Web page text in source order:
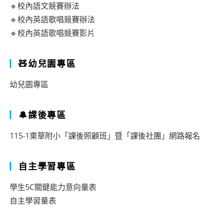
🔹校內語文競賽辦法
🔹校內英語歌唱競賽辦法
🔹校內英語歌唱競賽影片
🧸幼兒園專區
幼兒園專區
🔔課後專區
115-1東華附小「課後照顧班」暨「課後社團」網路報名
自主學習專區
學生5C關鍵能力意向量表
自主學習量表